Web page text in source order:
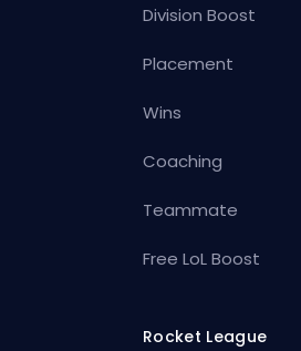
Division Boost
Placement
Wins
Coaching
Teammate
Free LoL Boost
Rocket League